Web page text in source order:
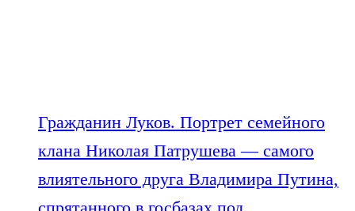
Гражданин Луков. Портрет семейного
клана Николая Патрушева — самого
влиятельного друга Владимира Путина,